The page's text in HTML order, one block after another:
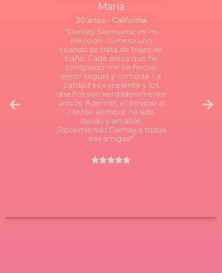
Maria
30 años - California
"Damay Swimwear es mi
elección número uno
cuando se trata de trajes de
baño. Cada pieza que he
comprado me ha hecho
sentir segura y cómoda. La
calidad es excelente y los
diseños son verdaderamente
únicos. Además, el servicio al
cliente siempre ha sido
rápido y amable.
¡Recomiendo Damay a todas
mis amigas!"